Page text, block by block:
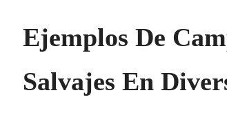
Ejemplos De
Salvajes En